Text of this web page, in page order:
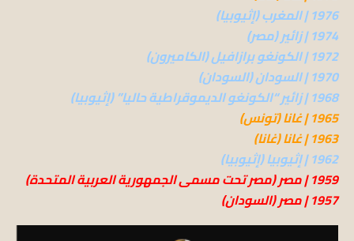
1976 | المغرب (إثيوبيا)
1974 | زائير (مصر)
1972 | الكونغو برازافيل (الكاميرون)
1970 | السودان (السودان)
1968 | زائير “الكونغو الديموقراطية حاليا” (إثيوبيا)
1965 | غانا (تونس)
1963 | غانا (غانا)
1962 | إثيوبيا (إثيوبيا)
1959 | مصر (مصر تحت مسمى الجمهورية العربية المتحدة)
1957 | مصر (السودان)